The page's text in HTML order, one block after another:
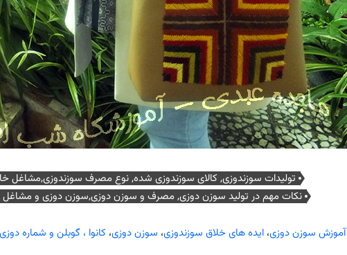
تولیدات سوزندوزی, کالای سوزندوزی شده, نوع مصرف سوزندوزی,مشاغل
نکات مهم در تولید سوزن دوزی, مصرف و سوزن دوزی,سوزن دوزی و
آموزش سوزن دوزی،ایده های خلاق سوزندوزی، سوزن دوزی،کانوا ، گوبلن و شماره دوزی